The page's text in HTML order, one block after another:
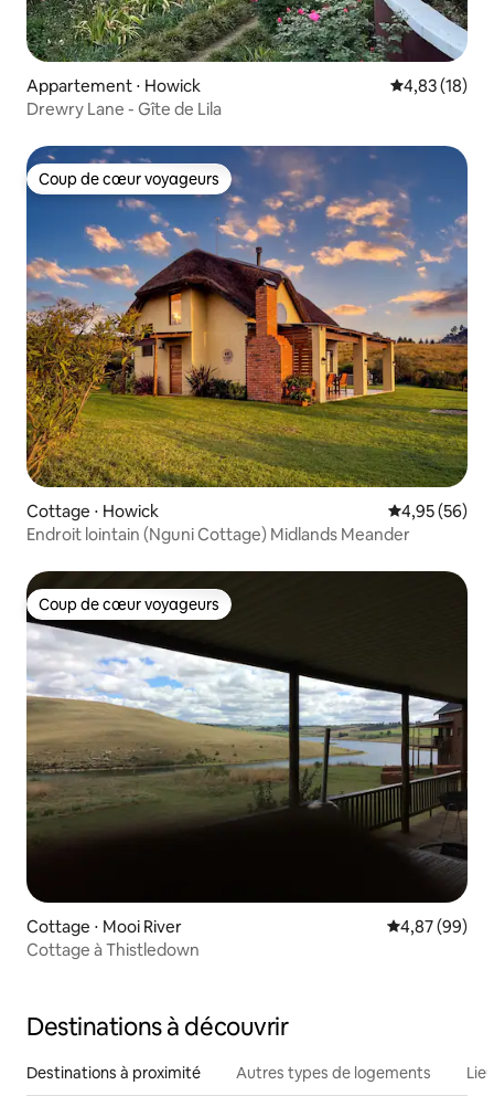
Appartement ⋅ Howick Évaluation
4,83 (18)
Drewry Lane - Gîte de Lila
Coup de cœur voyageurs
Coup de cœur voyageurs
Cottage ⋅ Howick Évaluation
4,95 (56)
Endroit lointain (Nguni Cottage) Midlands Meander
Coup de cœur voyageurs
Coup de cœur voyageurs
Cottage ⋅ Mooi River Évaluation
4,87 (99)
Cottage à Thistledown
Destinations à découvrir
Destinations à proximité Autres types de logements